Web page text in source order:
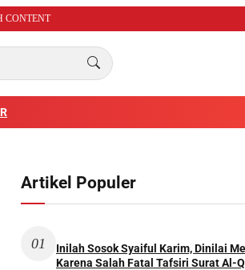
CONTENT
Artikel Populer
01
Inilah Sosok Syaiful Karim, Dinilai
Karena Salah Fatal Tafsiri Surat Al-